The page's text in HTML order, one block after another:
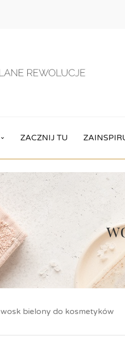
ZACZNIJ TU
wosk bielony do kosmetyków